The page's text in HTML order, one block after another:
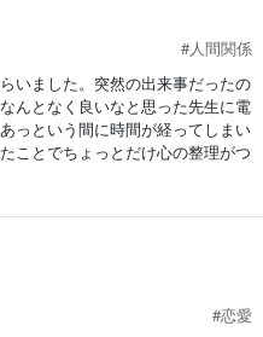
#人間関係
いました。突然の出来事だったの
んとなく良いなと思った先生に電
っという間に時間が経ってしまい
ことでちょっとだけ心の整理がつ
#恋愛